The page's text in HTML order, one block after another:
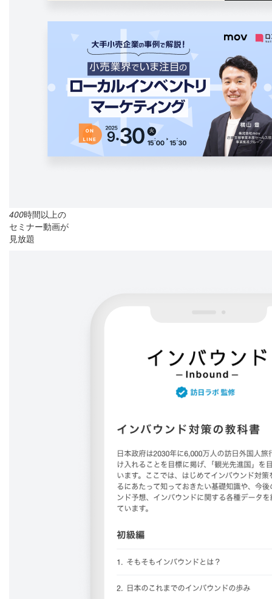
400時間以上の
セミナー動画が
見放題